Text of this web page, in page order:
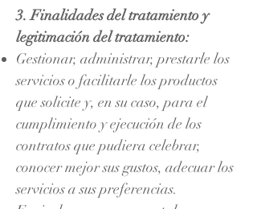
3. Finalidades del tratamiento y
legitimación del tratamiento:
Gestionar, administrar, prestarle los
servicios o facilitarle los productos
que solicite y, en su caso, para el
cumplimiento y ejecución de los
contratos que pudiera celebrar,
conocer mejor sus gustos, adecuar los
servicios a sus preferencias.